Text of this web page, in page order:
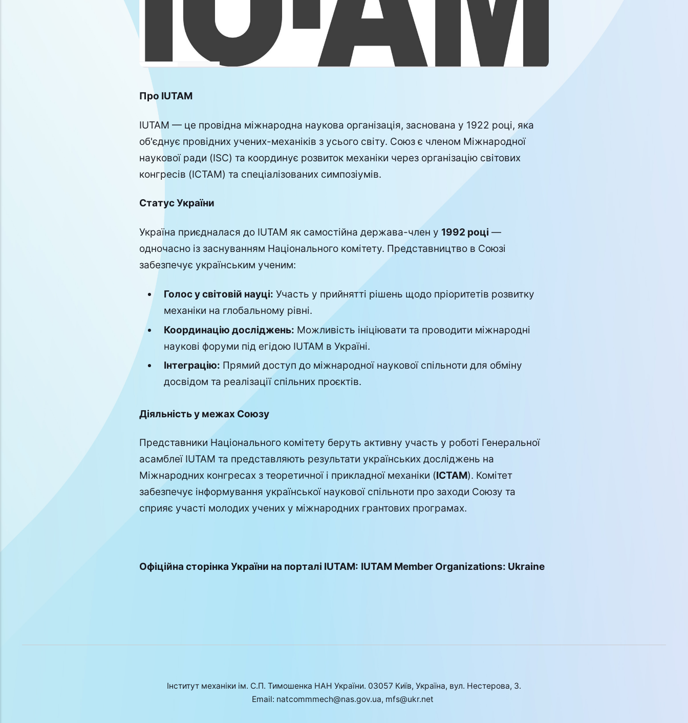
Про IUTAM
IUTAM — це провідна міжнародна наукова організація, заснована у 1922 році, яка
об'єднує провідних учених-механіків з усього світу. Союз є членом Міжнародної
наукової ради (ISC) та координує розвиток механіки через організацію світових
конгресів (ICTAM) та спеціалізованих симпозіумів.
Статус України
Україна приєдналася до IUTAM як самостійна держава-член у 1992 році —
одночасно із заснуванням Національного комітету. Представництво в Союзі
забезпечує українським ученим:
Голос у світовій науці: Участь у прийнятті рішень щодо пріоритетів розвитку
механіки на глобальному рівні.
Координацію досліджень: Можливість ініціювати та проводити міжнародні
наукові форуми під егідою IUTAM в Україні.
Інтеграцію: Прямий доступ до міжнародної наукової спільноти для обміну
досвідом та реалізації спільних проєктів.
Діяльність у межах Союзу
Представники Національного комітету беруть активну участь у роботі Генеральної
асамблеї IUTAM та представляють результати українських досліджень на
Міжнародних конгресах з теоретичної і прикладної механіки (ICTAM). Комітет
забезпечує інформування української наукової спільноти про заходи Союзу та
сприяє участі молодих учених у міжнародних грантових програмах.
Офіційна сторінка України на порталі IUTAM: IUTAM Member Organizations: Ukraine
Інститут механіки ім. С.П. Тимошенка НАН України. 03057 Київ, Україна, вул. Нестерова, 3.
Email: natcommmech@nas.gov.ua, mfs@ukr.net